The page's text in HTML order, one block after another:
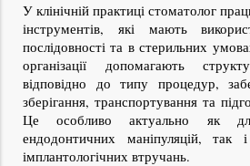
У клінічній практиці стоматолог
інструментів, які мають
послідовності та в стерильних
організації допомагають
відповідно до типу процедур,
зберігання, транспортування та
Це особливо актуально як
ендодонтичних маніпуляцій, так
імплантологічних втручань.